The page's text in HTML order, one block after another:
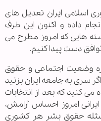
اسلامی ایران تعدیل های
داده و اکنون این طرف
هایی که امروز مطرح می
دست پیدا کنیم.
وضعیت اجتماعی و حقوق
سری به جامعه ایران بزنید
می کنید که بعد از انتخابات
جامعه ایرانی امروز احساس آرامش،
حقوق بشر هر کشوری